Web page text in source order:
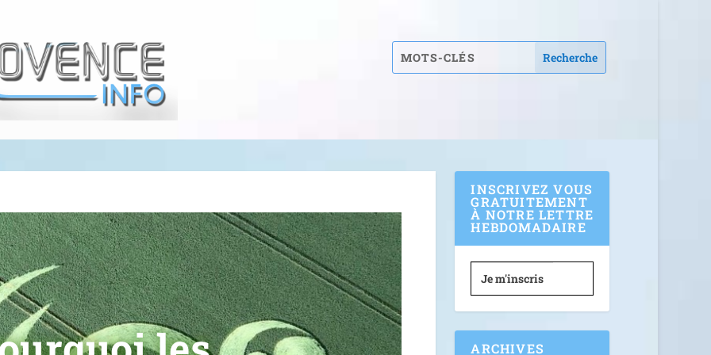
INSCRIVEZ VOUS
GRATUITEMENT
À NOTRE LETTRE
HEBDOMADAIRE
Je m'inscris
ARCHIVES